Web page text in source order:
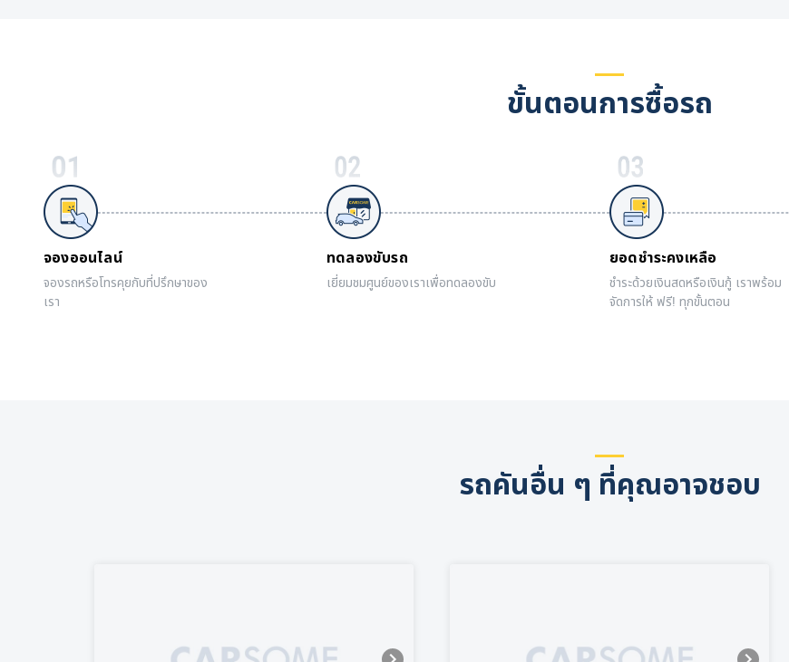
ขั้นตอนการซื้อรถ
จองออนไลน์
จองรถหรือโทรคุยกับที่ปรึกษาของ
เรา
ทดลองขับรถ
เยี่ยมชมศูนย์ของเราเพื่อทดลองขับ
ยอดชำระคงเหลือ
ชำระด้วยเงินสดหรือเงินกู้ เราพร้อม
จัดการให้ ฟรี! ทุกขั้นตอน
รถคันอื่น ๆ ที่คุณอาจชอบ